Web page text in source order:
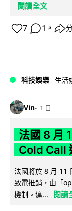
閱讀全文
7 1 ↗
科技娛樂 生活
Vin 1 日
法國 8 月
Cold Call
法國將於 8 月 11
致電推銷，由「
機制。違...
閱讀